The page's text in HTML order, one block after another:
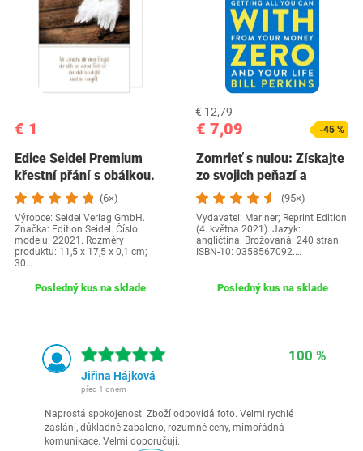
€ 1
Edice Seidel Premium
křestní přání s obálkou.
Přání ke křtu…(6×)
Výrobce: Seidel Verlag GmbH.
Značka: Edition Seidel. Číslo
modelu: 22021. Rozměry
produktu: 11,5 x 17,5 x 0,1 cm;
30…
Posledný kus na sklade
€ 7,09
€ 12,79
-45 %
Zomrieť s nulou: Získajte
zo svojich peňazí a
života…
(95×)
Vydavatel: Mariner; Reprint Edition
(4. května 2021). Jazyk:
angličtina. Brožovaná: 240 stran.
ISBN-10: 0358567092.…
Posledný kus na sklade
100 %
Jiřina Hájková
před 1 dnem
Naprostá spokojenost. Zboží odpovídá foto. Velmi rychlé
zaslání, důkladně zabaleno, rozumné ceny, mimořádná
komunikace. Velmi doporučuji.